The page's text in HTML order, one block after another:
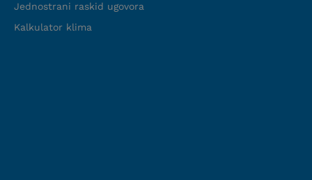
Jednostrani raskid ugovora
Kalkulator klima